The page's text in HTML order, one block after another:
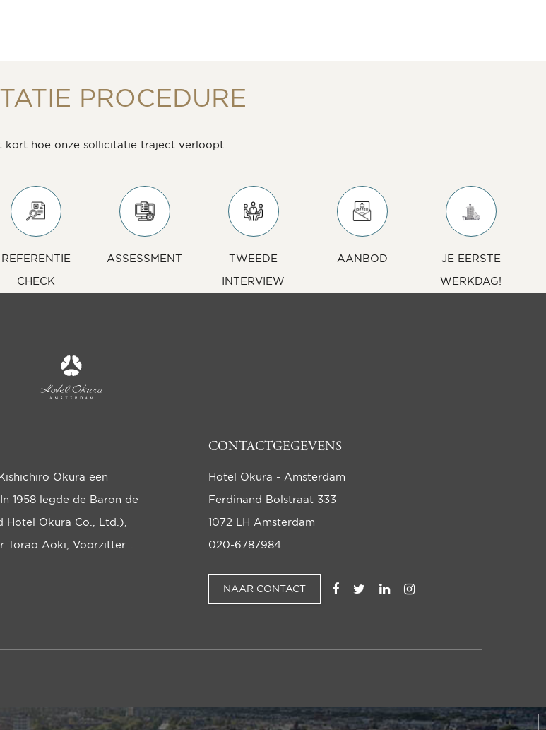
PROCEDURE
kort hoe onze sollicitatie traject verloopt.
REFERENTIE
CHECK
ASSESSMENT
TWEEDE
INTERVIEW
AANBOD
JE EERSTE
WERKDAG!
Okura een
1958 legde de Baron de
Hotel Okura Co., Ltd.),
Aoki, Voorzit­ter...
CONTACTGEGEVENS
Hotel Okura - Amsterdam
Ferdinand Bolstraat 333
1072 LH Amsterdam
020-6787984
NAAR CONTACT